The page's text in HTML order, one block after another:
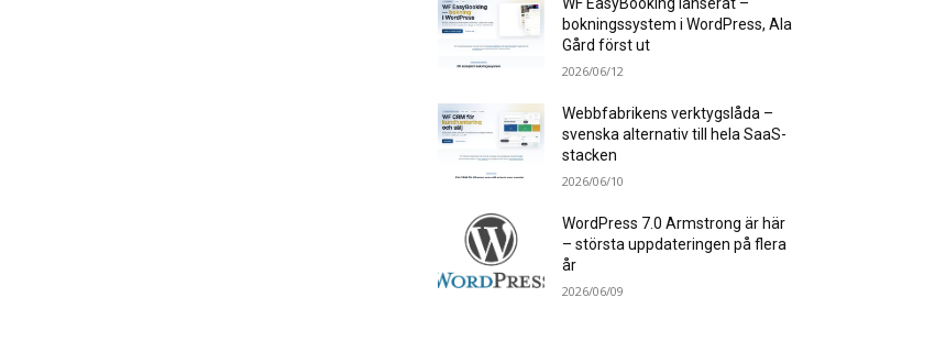
bokningssystem i WordPress, Ala
Gård först ut
2026/06/12
Webbfabrikens verktygslåda –
svenska alternativ till hela SaaS-
stacken
2026/06/10
WordPress 7.0 Armstrong är här
– största uppdateringen på flera
år
2026/06/09